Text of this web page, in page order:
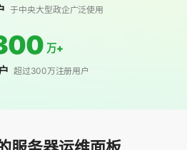
于中央大型政企广泛使用
万+
超过300万注册用户